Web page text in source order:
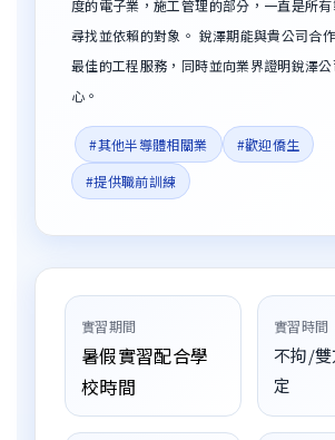
度的電子業，施工管理的部分，一直是所
尋找並依賴的對象。 銳澤期能與貴公司合
最佳的工程服務，同時並向業界證明銳澤
心。
#其他半導體相關業
#歡迎僑生
#提供職前訓練
實習期間
暑假實習配合學
校時間
實習時間
不拘/雙
定